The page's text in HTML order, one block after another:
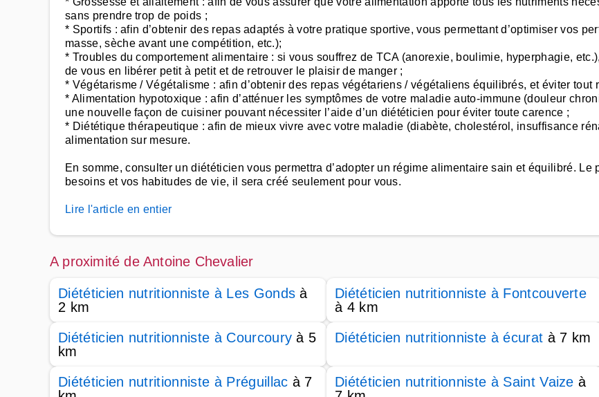
sans prendre trop de poids ;
* Sportifs : afin d’obtenir des repas adaptés à votre pratique sportive, vous permettant d’optimiser vos
masse, sèche avant une compétition, etc.);
* Troubles du comportement alimentaire : si vous souffrez de TCA (anorexie, boulimie, hyperphagie,
de vous en libérer petit à petit et de retrouver le plaisir de manger ;
* Végétarisme / Végétalisme : afin d’obtenir des repas végétariens / végétaliens équilibrés, et éviter tout
* Alimentation hypotoxique : afin d’atténuer les symptômes de votre maladie auto-immune (douleur
une nouvelle façon de cuisiner pouvant nécessiter l’aide d’un diététicien pour éviter toute carence ;
* Diététique thérapeutique : afin de mieux vivre avec votre maladie (diabète, cholestérol, insuffisance
alimentation sur mesure.
En somme, consulter un diététicien vous permettra d’adopter un régime alimentaire sain et équilibré.
besoins et vos habitudes de vie, il sera créé seulement pour vous.
Lire l'article en entier
A proximité de Antoine Chevalier
Diététicien nutritionniste à Les Gonds à
2 km
Diététicien nutritionniste à Fontcouverte
à 4 km
Diététicien nutritionniste à Courcoury à 5
km
Diététicien nutritionniste à écurat à 7 km
Diététicien nutritionniste à Préguillac à 7
Diététicien nutritionniste à Saint Vaize à